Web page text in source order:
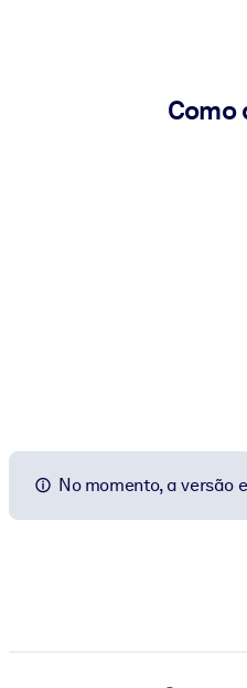
Para bibliotecas
Enriqueça sua biblioteca
Alimente seus sistemas de
Como
No momento, a versão